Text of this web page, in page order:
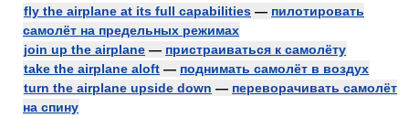
fly the airplane at its full capabilities — пилотировать
самолёт на предельных режимах
join up the airplane — пристраиваться к самолёту
take the airplane aloft — поднимать самолёт в воздух
turn the airplane upside down — переворачивать самолёт
на спину